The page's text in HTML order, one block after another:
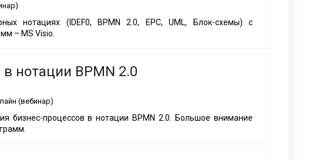
нотациях (IDEF0, BPMN 2.0, EPC, UML, Блок-схемы) с
– MS Visio.
нотации BPMN 2.0
(вебинар)
бизнес-процессов в нотации BPMN 2.0. Большое внимание